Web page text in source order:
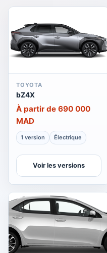
TOYOTA
bZ4X
À partir de 690 000
MAD
1 version Électrique
Voir les versions